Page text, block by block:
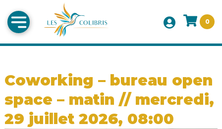
0
Coworking – bureau open
space – matin // mercredi,
29 juillet 2026, 08:00